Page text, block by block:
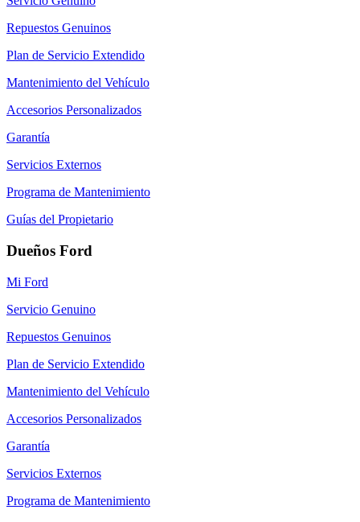
Repuestos Genuinos
Plan de Servicio Extendido
Mantenimiento del Vehículo
Accesorios Personalizados
Garantía
Servicios Externos
Programa de Mantenimiento
Guías del Propietario
Dueños Ford
Mi Ford
Servicio Genuino
Repuestos Genuinos
Plan de Servicio Extendido
Mantenimiento del Vehículo
Accesorios Personalizados
Garantía
Servicios Externos
Programa de Mantenimiento